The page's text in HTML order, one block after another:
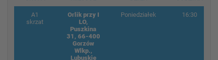
A1
skrzat
Orlik przy I
LO,
Puszkina
31, 66-400
Gorzów
Wlkp.,
Lubuskie
Poniedziałek 16:30